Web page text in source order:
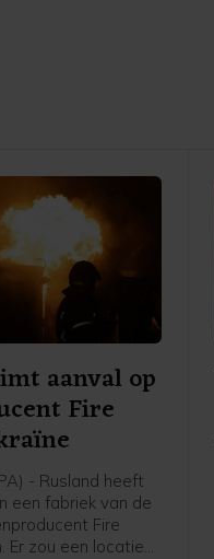
aanval op
Fire
- Rusland heeft
een fabriek van de
Fire
Er zou een locatie